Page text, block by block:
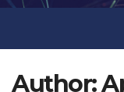
Author: